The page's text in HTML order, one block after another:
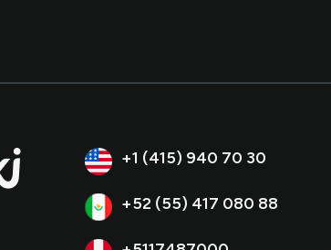
+1 (415) 940 70 30
+52 (55) 417 080 88